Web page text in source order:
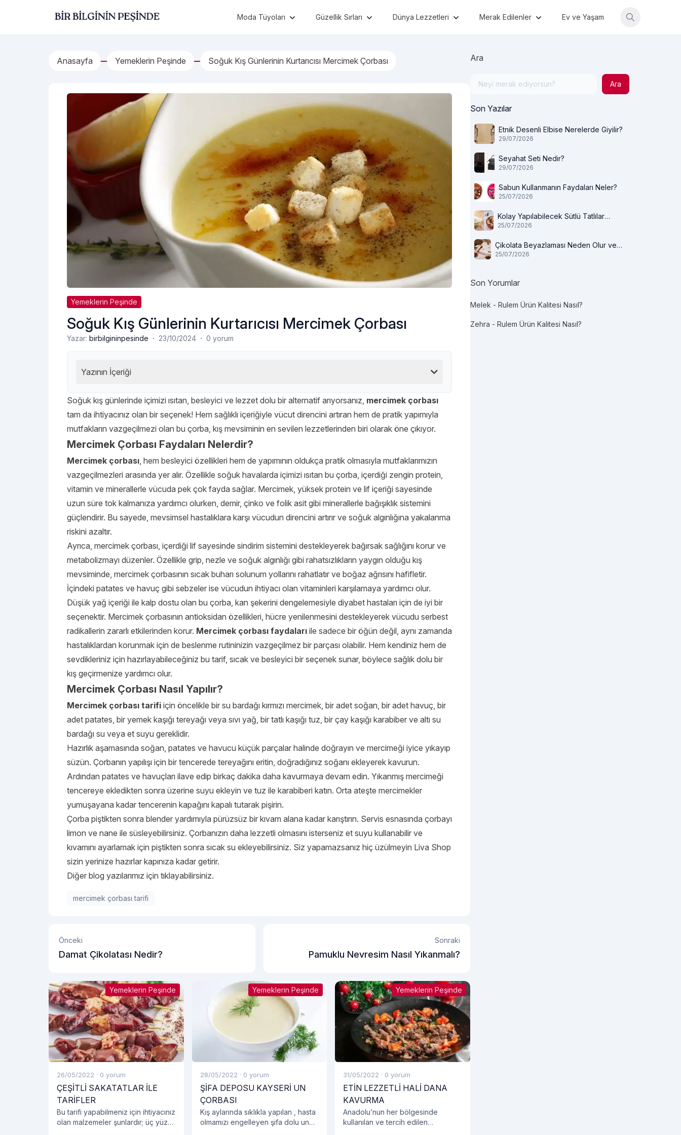
Bir Bilginin Peşinde! Moda Tüyoları Güzellik Sırları Dünya Lezzetleri Merak Edilenler Ev ve Yaşam
Anasayfa Yemeklerin Peşinde Soğuk Kış Günlerinin Kurtarıcısı Mercimek Çorbası
Yemeklerin Peşinde
Soğuk Kış Günlerinin Kurtarıcısı Mercimek Çorbası
Yazar: birbilgininpesinde · 23/10/2024 · 0 yorum
Yazının İçeriği
Soğuk kış günlerinde içimizi ısıtan, besleyici ve lezzet dolu bir alternatif arıyorsanız, mercimek çorbası
tam da ihtiyacınız olan bir seçenek! Hem sağlıklı içeriğiyle vücut direncini artıran hem de pratik yapımıyla
mutfakların vazgeçilmezi olan bu çorba, kış mevsiminin en sevilen lezzetlerinden biri olarak öne çıkıyor.
Mercimek Çorbası Faydaları Nelerdir?
Mercimek çorbası, hem besleyici özellikleri hem de yapımının oldukça pratik olmasıyla mutfaklarımızın
vazgeçilmezleri arasında yer alır. Özellikle soğuk havalarda içimizi ısıtan bu çorba, içerdiği zengin protein,
vitamin ve minerallerle vücuda pek çok fayda sağlar. Mercimek, yüksek protein ve lif içeriği sayesinde
uzun süre tok kalmanıza yardımcı olurken, demir, çinko ve folik asit gibi minerallerle bağışıklık sistemini
güçlendirir. Bu sayede, mevsimsel hastalıklara karşı vücudun direncini artırır ve soğuk algınlığına yakalanma
riskini azaltır.
Ayrıca, mercimek çorbası, içerdiği lif sayesinde sindirim sistemini destekleyerek bağırsak sağlığını korur ve
metabolizmayı düzenler. Özellikle grip, nezle ve soğuk algınlığı gibi rahatsızlıkların yaygın olduğu kış
mevsiminde, mercimek çorbasının sıcak buharı solunum yollarını rahatlatır ve boğaz ağrısını hafifletir.
İçindeki patates ve havuç gibi sebzeler ise vücudun ihtiyacı olan vitaminleri karşılamaya yardımcı olur.
Düşük yağ içeriği ile kalp dostu olan bu çorba, kan şekerini dengelemesiyle diyabet hastaları için de iyi bir
seçenektir. Mercimek çorbasının antioksidan özellikleri, hücre yenilenmesini destekleyerek vücudu serbest
radikallerin zararlı etkilerinden korur. Mercimek çorbası faydaları ile sadece bir öğün değil, aynı zamanda
hastalıklardan korunmak için de beslenme rutininizin vazgeçilmez bir parçası olabilir. Hem kendiniz hem de
sevdikleriniz için hazırlayabileceğiniz bu tarif, sıcak ve besleyici bir seçenek sunar, böylece sağlık dolu bir
kış geçirmenize yardımcı olur.
Mercimek Çorbası Nasıl Yapılır?
Mercimek çorbası tarifi için öncelikle bir su bardağı kırmızı mercimek, bir adet soğan, bir adet havuç, bir
adet patates, bir yemek kaşığı tereyağı veya sıvı yağ, bir tatlı kaşığı tuz, bir çay kaşığı karabiber ve altı su
bardağı su veya et suyu gereklidir.
Hazırlık aşamasında soğan, patates ve havucu küçük parçalar halinde doğrayın ve mercimeği iyice yıkayıp
süzün. Çorbanın yapılışı için bir tencerede tereyağını eritin, doğradığınız soğanı ekleyerek kavurun.
Ardından patates ve havuçları ilave edip birkaç dakika daha kavurmaya devam edin. Yıkanmış mercimeği
tencereye ekledikten sonra üzerine suyu ekleyin ve tuz ile karabiberi katın. Orta ateşte mercimekler
yumuşayana kadar tencerenin kapağını kapalı tutarak pişirin.
Çorba piştikten sonra blender yardımıyla pürüzsüz bir kıvam alana kadar karıştırın. Servis esnasında çorbayı
limon ve nane ile süsleyebilirsiniz. Çorbanızın daha lezzetli olmasını isterseniz et suyu kullanabilir ve
kıvamını ayarlamak için piştikten sonra sıcak su ekleyebilirsiniz. Siz yapamazsanız hiç üzülmeyin Liva Shop
sizin yerinize hazırlar kapınıza kadar getirir.
Diğer blog yazılarımız için tıklayabilirsiniz.
mercimek çorbası tarifi
Önceki
Damat Çikolatası Nedir?
Sonraki
Pamuklu Nevresim Nasıl Yıkanmalı?
Yemeklerin Peşinde
26/05/2022 · 0 yorum
ÇEŞİTLİ SAKATATLAR İLE
TARİFLER
Bu tarifi yapabilmeniz için ihtiyacınız
olan malzemeler şunlardır; üç yüz
Yemeklerin Peşinde
28/05/2022 · 0 yorum
ŞİFA DEPOSU KAYSERİ UN
ÇORBASI
Kış aylarında sıklıkla yapılan , hasta
olmamızı engelleyen şifa dolu un
Yemeklerin Peşinde
31/05/2022 · 0 yorum
ETİN LEZZETLİ HALİ DANA
KAVURMA
Anadolu’nun her bölgesinde
kullanılan ve tercih edilen
Ara
Ara
Son Yazılar
Etnik Desenli Elbise Nerelerde Giyilir?
29/07/2026
Seyahat Seti Nedir?
29/07/2026
Sabun Kullanmanın Faydaları Neler?
25/07/2026
Kolay Yapılabilecek Sütlü Tatlılar
Nelerdir?
25/07/2026
Çikolata Beyazlaması Neden Olur ve
Tüketilir mi?
25/07/2026
Son Yorumlar
Melek - Rulem Ürün Kalitesi Nasıl?
Zehra - Rulem Ürün Kalitesi Nasıl?